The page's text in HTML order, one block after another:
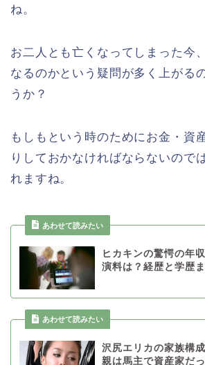
ね。
お二人とも亡くなってしまった今
なるのかという疑問が多く上がる
うか？
もしもという時のためにお金・資
りしておかなければならないので
れますね。
あわせて読みたい
ヒカキンの驚愕の年
演料は？経歴と学歴
あわせて読みたい
沢尻エリカの家族構
親は馬主で資産家だ